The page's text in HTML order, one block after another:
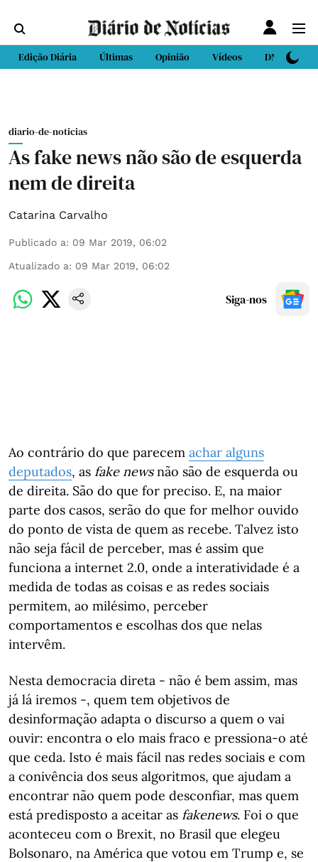
Edição Diária Últimas Opinião Vídeos DN Sport
diario-de-noticias
As fake news não são de esquerda
nem de direita
Catarina Carvalho
Publicado a: 09 Mar 2019, 06:02
Atualizado a: 09 Mar 2019, 06:02
Siga-nos
Ao contrário do que parecem achar alguns
deputados, as fake newsnão são de esquerda ou
de direita. São do que for preciso. E, na maior
parte dos casos, serão do que for melhor ouvido
do ponto de vista de quem as recebe. Talvez isto
não seja fácil de perceber, mas é assim que
funciona a internet 2.0, onde a interatividade é a
medida de todas as coisas e as redes sociais
permitem, ao milésimo, perceber
comportamentos e escolhas dos que nelas
intervêm.
Nesta democracia direta - não é bem assim, mas
já lá iremos -, quem tem objetivos de
desinformação adapta o discurso a quem o vai
ouvir: encontra o elo mais fraco e pressiona-o até
que ceda. Isto é mais fácil nas redes sociais e com
a conivência dos seus algoritmos, que ajudam a
encontrar não quem pode desconfiar, mas quem
está predisposto a aceitar as fakenews. Foi o que
aconteceu com o Brexit, no Brasil que elegeu
Bolsonaro, na América que votou em Trump e, se